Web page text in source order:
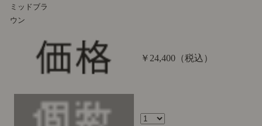
ミッドブラ
ウン
￥24,400 （税込）